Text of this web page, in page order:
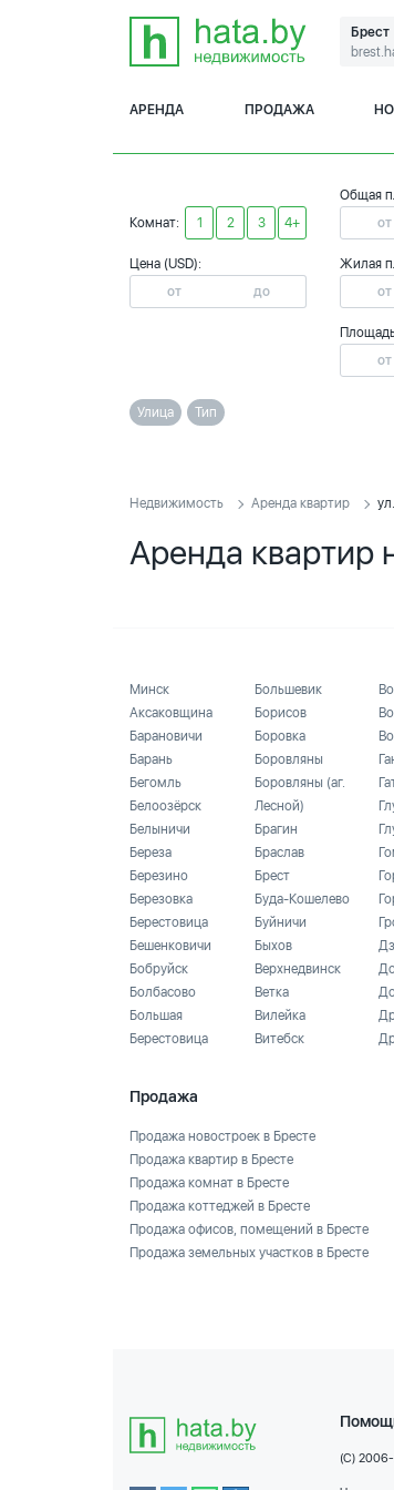
Брест
АРЕНДА ПРОДАЖА
Комнат: 1 2 3 4+
Цена (USD):
Общая
Жилая
Улица Тип
Недвижимость Аренда квартир
Аренда квартир
Минск
Аксаковщина
Барановичи
Барань
Бегомль
Белоозёрск
Белыничи
Береза
Березино
Березовка
Берестовица
Бешенковичи
Бобруйск
Болбасово
Большая
Берестовица
Большевик
Борисов
Боровка
Боровляны
Боровляны (аг.
Лесной)
Брагин
Браслав
Брест
Буда-Кошелево
Буйничи
Быхов
Верхнедвинск
Ветка
Вилейка
Витебск
Продажа
Продажа новостроек в Бресте
Продажа квартир в Бресте
Продажа комнат в Бресте
Продажа коттеджей в Бресте
Продажа офисов, помещений в Бресте
Продажа земельных участков в Бресте
(C)